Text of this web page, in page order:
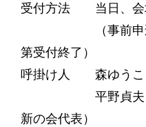
受付方法 当日、会
（事前申込不
第受付終了）
呼掛け人 森ゆうこ
平野貞夫（元
新の会代表）